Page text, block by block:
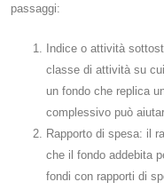
passaggi:
Indice o attività
classe di attività su
un fondo che replica
complessivo può
Rapporto di spesa: il
che il fondo addebita
fondi con rapporti di